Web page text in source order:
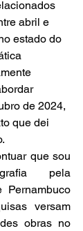
abril e
estado do
de 2024,
que dei
que sou
pela
Pernambuco
versam
obras no